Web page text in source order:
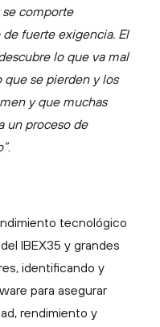
comporte
fuerte exigencia. El
lo que va mal
que se pierden y los
y que muchas
un proceso de
.
tecnológico
IBEX35 y grandes
identificando y
para asegurar
rendimiento y